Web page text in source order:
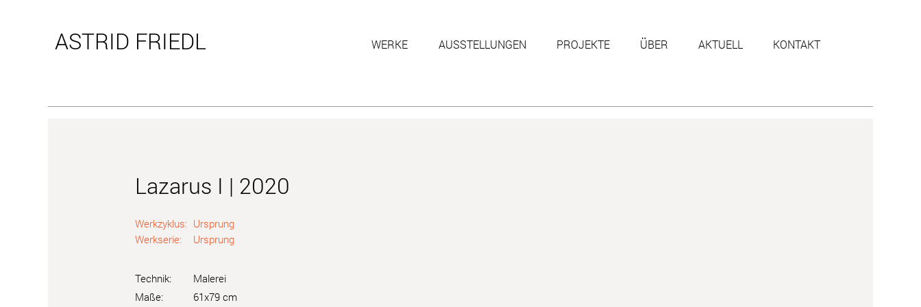
ASTRID FRIEDL WERKE AUSSTELLUNGEN PROJEKTE ÜBER AKTUELL KONTAKT
Lazarus I | 2020
Werkzyklus: Ursprung
Werkserie:
Ursprung
Technik:
Maße:
Malerei
61x79 cm